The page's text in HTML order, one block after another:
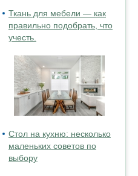
Ткань для мебели — как
правильно подобрать, что
учесть.
Стол на кухню: несколько
маленьких советов по
выбору